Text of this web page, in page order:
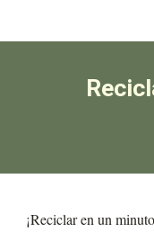
¡Reciclar en un